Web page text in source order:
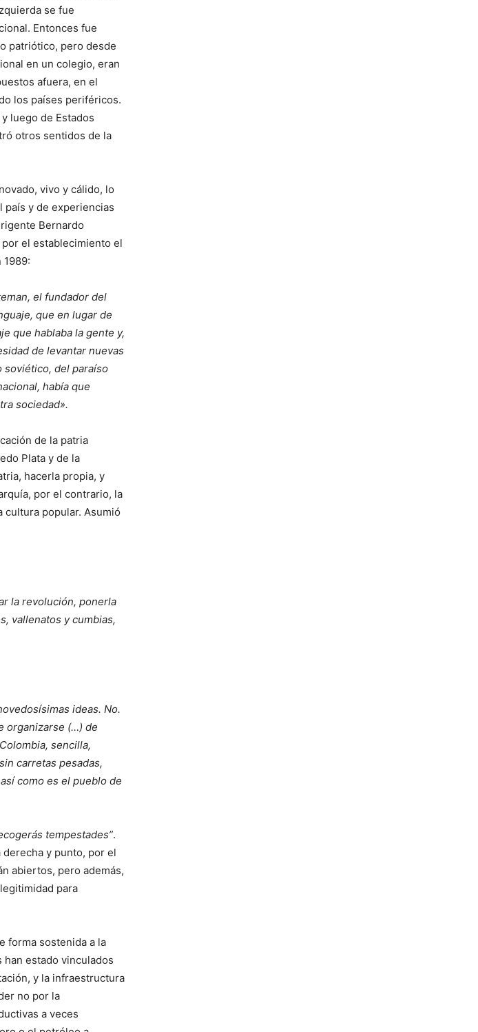
se fue
Entonces fue
patriótico, pero desde
en un colegio, eran
afuera, en el
los países periféricos.
luego de Estados
otros sentidos de la
vivo y cálido, lo
país y de experiencias
Bernardo
el establecimiento el
1989:
el fundador del
que en lugar de
que hablaba la gente y,
de levantar nuevas
soviético, del paraíso
había que
sociedad».
de la patria
Plata y de la
hacerla propia, y
por el contrario, la
cultura popular. Asumió
la revolución, ponerla
vallenatos y cumbias,
ideas. No.
organizarse (…) de
sencilla,
carretas pesadas,
como es el pueblo de
tempestades”.
derecha y punto, por el
abiertos, pero además,
para
forma sostenida a la
estado vinculados
y la infraestructura
no por la
a veces